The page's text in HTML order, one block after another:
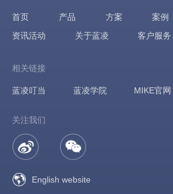
首页 产品 方案 案例
资讯活动
关于蓝凌 客户服务
相关链接
蓝凌叮当 蓝凌学院 MIKE官网
关注我们
English website